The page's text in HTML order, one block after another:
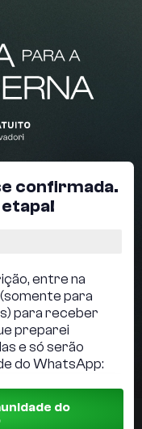
confirmada.
entre na
para
para receber
preparei
e só serão
do WhatsApp:
do